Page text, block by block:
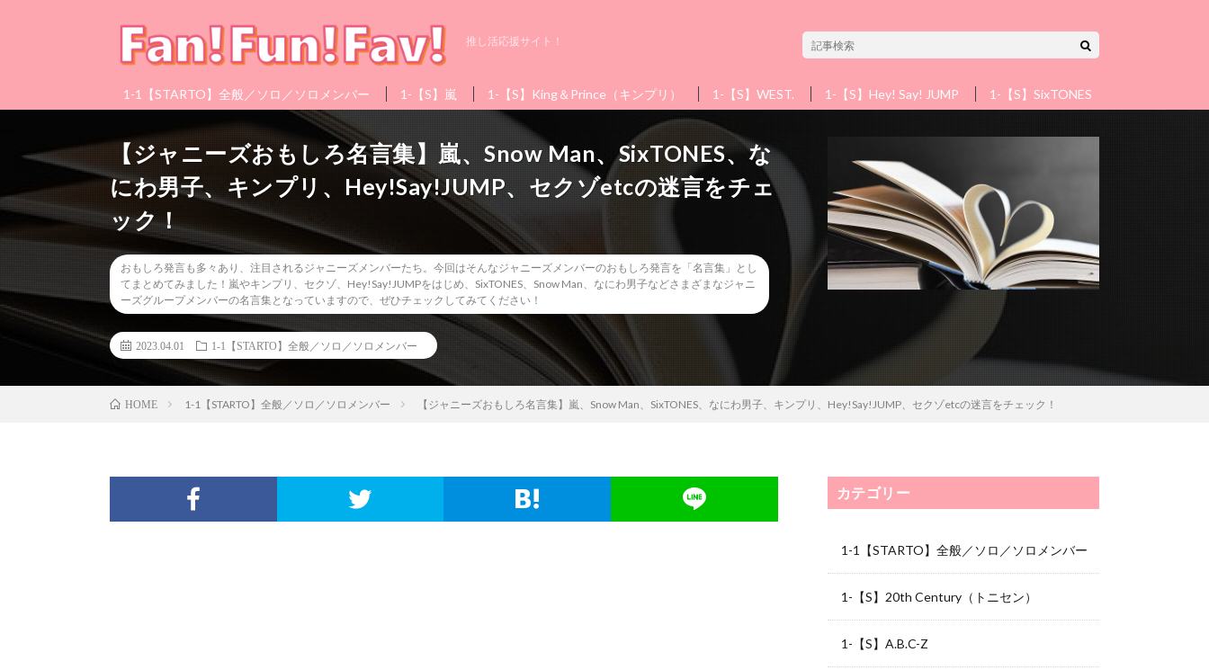
推し活応援サイト！
1-1【STARTO】全般／ソロ／ソロメンバー 1-【S】嵐 1-【S】King＆Prince（キンプリ） 1-【S】WEST. 1-【S】Hey! Say! JUMP 1-【S】SixTONES
【ジャニーズおもしろ名言集】嵐、Snow Man、SixTONES、な
にわ男子、キンプリ、Hey!Say!JUMP、セクゾetcの迷言をチェ
ック！
おもしろ発言も多々あり、注目されるジャニーズメンバーたち。今回はそんなジャニーズメンバーのおもしろ発言を「名言集」とし
てまとめてみました！嵐やキンプリ、セクゾ、Hey!Say!JUMPをはじめ、SixTONES、Snow Man、なにわ男子などさまざまなジャニ
ーズグループメンバーの名言集となっていますので、ぜひチェックしてみてください！
2023.04.01 1-1【STARTO】全般／ソロ／ソロメンバー
HOME 1-1【STARTO】全般／ソロ／ソロメンバー 【ジャニーズおもしろ名言集】嵐、Snow Man、SixTONES、なにわ男子、キンプリ、Hey!Say!JUMP、セクゾetcの迷言をチェック！
カテゴリー
1-1【STARTO】全般／ソロ／ソロメンバー
1-【S】20th Century（トニセン）
1-【S】A.B.C-Z